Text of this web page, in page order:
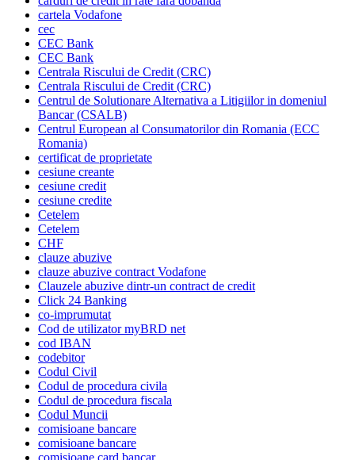
cartela Vodafone
cec
CEC Bank
CEC Bank
Centrala Riscului de Credit (CRC)
Centrala Riscului de Credit (CRC)
Centrul de Solutionare Alternativa a Litigiilor in domeniul
Bancar (CSALB)
Centrul European al Consumatorilor din Romania (ECC
Romania)
certificat de proprietate
cesiune creante
cesiune credit
cesiune credite
Cetelem
Cetelem
CHF
clauze abuzive
clauze abuzive contract Vodafone
Clauzele abuzive dintr-un contract de credit
Click 24 Banking
co-imprumutat
Cod de utilizator myBRD net
cod IBAN
codebitor
Codul Civil
Codul de procedura civila
Codul de procedura fiscala
Codul Muncii
comisioane bancare
comisioane bancare